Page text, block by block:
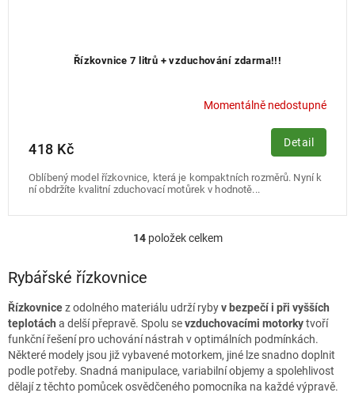
Řízkovnice 7 litrů + vzduchování zdarma!!!
Momentálně nedostupné
418 Kč Detail
Oblíbený model řízkovnice, která je kompaktních rozměrů. Nyní k
ní obdržíte kvalitní zduchovací motůrek v hodnotě...
O
d
a
c
í
p
r
v
14položek celkem
Rybářské řízkovnice
Řízkovnicez odolného materiálu udrží rybyv bezpečí i při vyšších
teplotách a delší přepravě. Spolu sevzduchovacími motorkytvoří
funkční řešení pro uchování nástrah v optimálních podmínkách.
Některé modely jsou již vybavené motorkem, jiné lze snadno doplnit
podle potřeby. Snadná manipulace, variabilní objemy a spolehlivost
dělají z těchto pomůcek osvědčeného pomocníka na každé výpravě.